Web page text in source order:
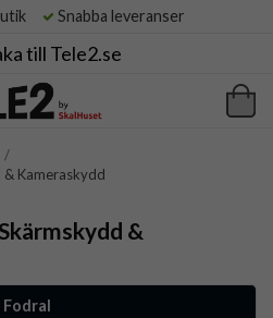
Snabba leveranser
till Tele2.se
/
Kameraskydd
&